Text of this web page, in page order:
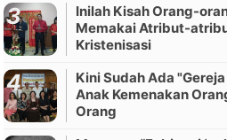
Inilah Kisah Orang-
Memakai Atribut-
Kristenisasi
Kini Sudah Ada
Anak Kemenakan
Orang